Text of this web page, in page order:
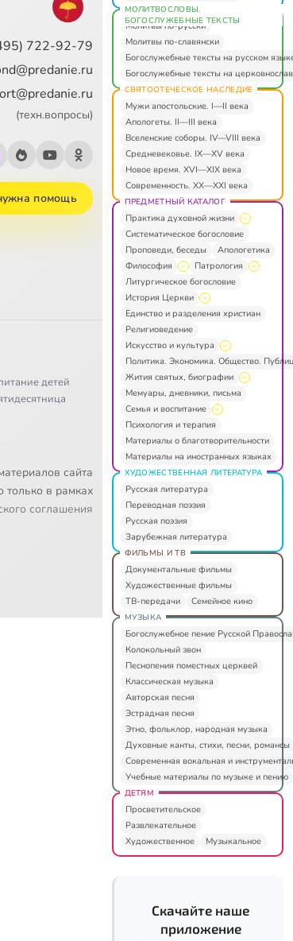
722-92-79
(техн.вопросы)
помощь
детей
сайта
только в рамках
соглашения
МОЛИТВОСЛОВЫ.
БОГОСЛУЖЕБНЫЕ ТЕКСТЫ
Молитвы по-русски
Молитвы по-славянски
Богослужебные тексты на русском
Богослужебные тексты на
СВЯТООТЕЧЕСКОЕ НАСЛЕДИЕ
Мужи апостольские. I—II века
Апологеты. II—III века
Вселенские соборы. IV—VIII века
Средневековье. IX—XV века
Новое время. XVI—XIX века
Современность. XX—XXI века
ПРЕДМЕТНЫЙ КАТАЛОГ
Практика духовной жизни
Систематическое богословие
Проповеди, беседы
Апологетика
Философия
Патрология
Литургическое богословие
История Церкви
Единство и разделения христиан
Религиоведение
Искусство и культура
Политика. Экономика. Общество.
Жития святых, биографии
Мемуары, дневники, письма
Семья и воспитание
Психология и терапия
Материалы о благотворительности
Материалы на иностранных языках
ХУДОЖЕСТВЕННАЯ ЛИТЕРАТУРА
Русская литература
Переводная поэзия
Русская поэзия
Зарубежная литература
ФИЛЬМЫ И ТВ
Документальные фильмы
Художественные фильмы
ТВ-передачи
Семейное кино
МУЗЫКА
Богослужебное пение Русской
Колокольный звон
Песнопения поместных церквей
Классическая музыка
Авторская песня
Эстрадная песня
Этно, фольклор, народная музыка
Духовные канты, стихи, песни, романсы
Современная вокальная и
Учебные материалы по музыке и пению
ДЕТЯМ
Просветительское
Развлекательное
Художественное
Музыкальное
Скачайте наше
приложение